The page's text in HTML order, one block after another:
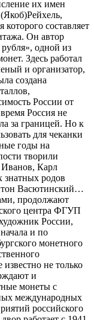
их имен
составляет
Он автор
одной из
Здесь работал
и организатор,
создана
России от
Россия не
за границей. Но к
для чеканки
годы на
творили
Карл
знатных родов
Васютинский…
продолжают
центра ФГУП
России,
и по
монетного
не только
и
монеты с
международных
российского